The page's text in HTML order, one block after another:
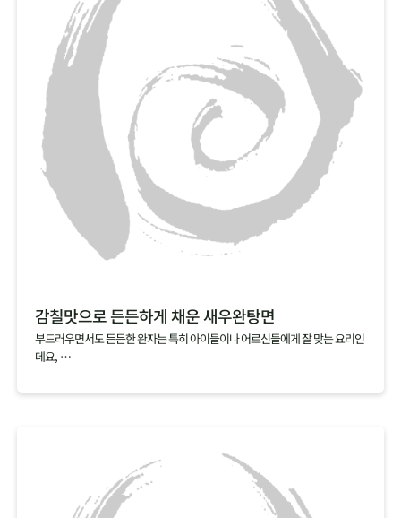
감칠맛으로 든든하게 채운 새우완탕면
부드러우면서도 든든한 완자는 특히 아이들이나 어르신들에게 잘 맞는 요리인
데요,
빚지 않고 만드는 새우완탕면을 추천해요.